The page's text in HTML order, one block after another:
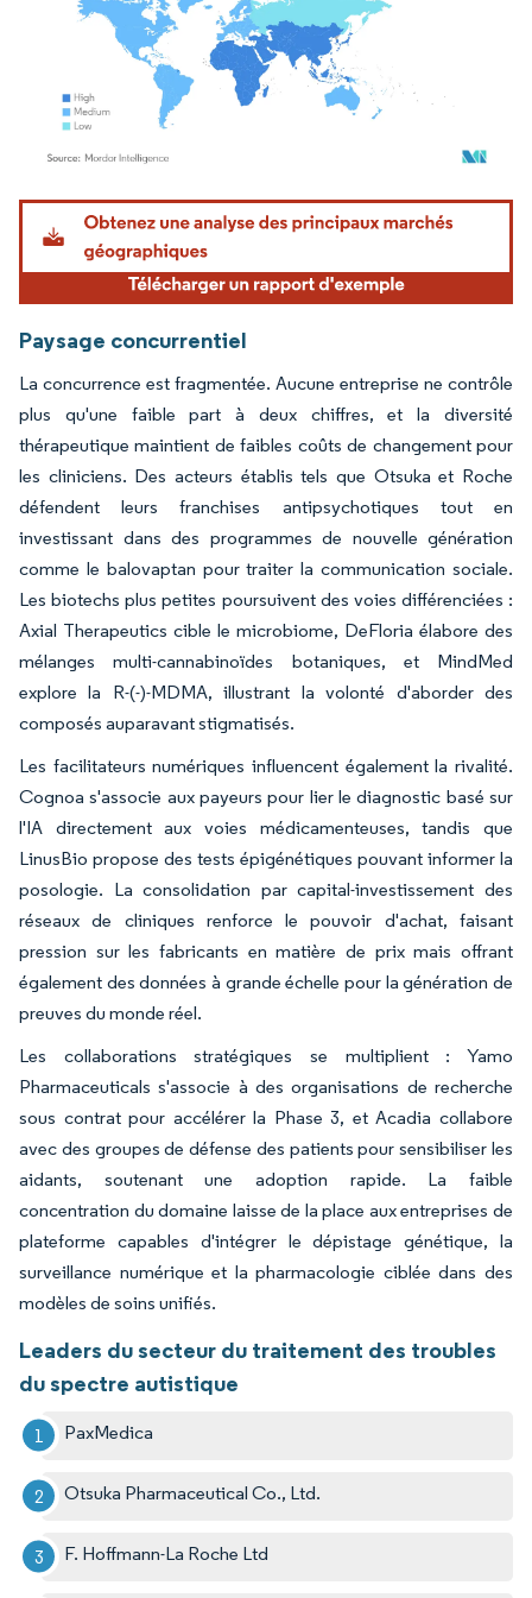
Image © Mordor Intelligence. La réutilisation nécessite une attribution sous CC BY
Paysage concurrentiel
La concurrence est fragmentée. Aucune entreprise ne contrôle
plus qu'une faible part à deux chiffres, et la diversité
thérapeutique maintient de faibles coûts de changement pour
les cliniciens. Des acteurs établis tels que Otsuka et Roche
défendent leurs franchises antipsychotiques tout en
investissant dans des programmes de nouvelle génération
comme le balovaptan pour traiter la communication sociale.
Les biotechs plus petites poursuivent des voies différenciées :
Axial Therapeutics cible le microbiome, DeFloria élabore des
mélanges multi-cannabinoïdes botaniques, et MindMed
explore la R-(-)-MDMA, illustrant la volonté d'aborder des
composés auparavant stigmatisés.
Les facilitateurs numériques influencent également la rivalité.
Cognoa s'associe aux payeurs pour lier le diagnostic basé sur
l'IA directement aux voies médicamenteuses, tandis que
LinusBio propose des tests épigénétiques pouvant informer la
posologie. La consolidation par capital-investissement des
réseaux de cliniques renforce le pouvoir d'achat, faisant
pression sur les fabricants en matière de prix mais offrant
également des données à grande échelle pour la génération de
preuves du monde réel.
Les collaborations stratégiques se multiplient : Yamo
Pharmaceuticals s'associe à des organisations de recherche
sous contrat pour accélérer la Phase 3, et Acadia collabore
avec des groupes de défense des patients pour sensibiliser les
aidants, soutenant une adoption rapide. La faible
concentration du domaine laisse de la place aux entreprises de
plateforme capables d'intégrer le dépistage génétique, la
surveillance numérique et la pharmacologie ciblée dans des
modèles de soins unifiés.
Leaders du secteur du traitement des troubles
du spectre autistique
PaxMedica
Otsuka Pharmaceutical Co., Ltd.
F. Hoffmann-La Roche Ltd